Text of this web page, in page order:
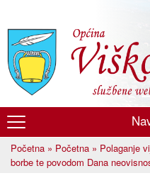
glavni
sadržaj
Općina
Viškovo
Vi ste ovdje
Početna » Početna » Polaganje
borbe te povodom Dana